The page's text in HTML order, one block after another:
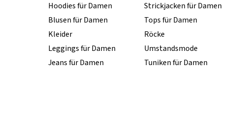
Hoodies für Damen
Blusen für Damen
Kleider
Leggings für Damen
Jeans für Damen
Strickjacken für Damen
Tops für Damen
Röcke
Umstandsmode
Tuniken für Damen